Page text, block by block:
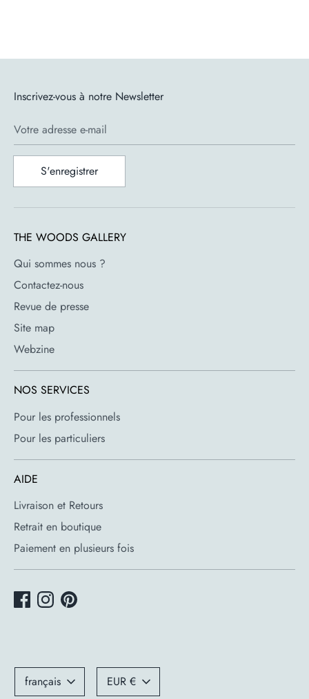
travail pour Memphis Milano, notamment le fauteuil Palace,
flair pour le design.
Design et Fonctionnalité
Marque : Memphis Milano
Designer : George J. Sowden
Couleur : Combinaison vibrante de bleu, jaune et rouge
sérigraphiés
Dimensions : Longueur 60 cm, Profondeur 40 cm,
Inscrivez-vous à notre Newsletter
Votre adresse e-mail
S'enregistrer
THE WOODS GALLERY
Qui sommes nous ?
Contactez-nous
Revue de presse
Site map
Webzine
NOS SERVICES
Pour les professionnels
Pour les particuliers
AIDE
Livraison et Retours
Retrait en boutique
Paiement en plusieurs fois
Langue
français Devise
EUR €